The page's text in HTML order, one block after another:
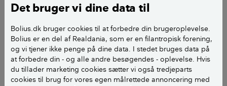
Det bruger vi dine data til
Bolius.dk bruger cookies til at forbedre din brugeroplevelse.
Bolius er en del af Realdania, som er en filantropisk forening,
og vi tjener ikke penge på dine data. I stedet bruges data på
at forbedre din - og alle andre besøgendes - oplevelse. Hvis
du tillader marketing cookies sætter vi også tredjeparts
cookies til brug for vores egen målrettede annoncering med
Publiceretd. 17. juni 2025
Må vi vise dig en quiz?